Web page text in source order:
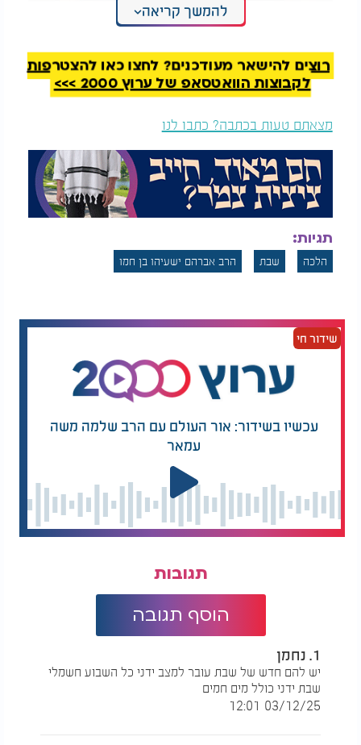
האם מותר לחתוך נייר טואלט בשבת?
להמשך קריאה
רוצים להישאר מעודכנים? לחצו כאן להצטרפות
לקבוצות הוואטסאפ של ערוץ 2000 >>>
מצאתם טעות בכתבה? כתבו לנו
תגיות:
הלכה שבת הרב אברהם ישעיהו בן חמו
שידור חי
עכשיו בשידור: אור העולם עם הרב שלמה משה
עמאר
תגובות
הוסף תגובה
1. נחמן
יש להם חדש של שבת עובר למצב ידני כל השבוע חשמלי
שבת ידני כולל מים חמים
03/12/25 12:01